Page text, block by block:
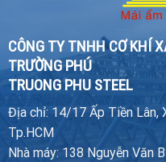
CÔNG TY TNHH CƠ KHÍ
TRƯỜNG PHÚ
TRUONG PHU STEEL
Địa chỉ: 14/17 Ấp Tiền Lân,
Tp.HCM
Nhà máy: 138 Nguyễn Văn